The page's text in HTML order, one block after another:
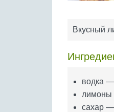
Вкусный
водка
лимоны
сахар —